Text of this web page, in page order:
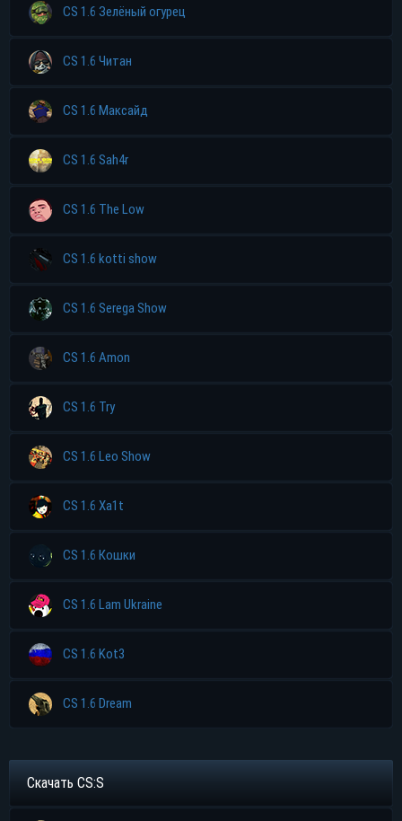
CS 1.6 Зелёный огурец
CS 1.6 Читан
CS 1.6 Максайд
CS 1.6 Sah4r
CS 1.6 The Low
CS 1.6 kotti show
CS 1.6 Serega Show
CS 1.6 Amon
CS 1.6 Try
CS 1.6 Leo Show
CS 1.6 Xa1t
CS 1.6 Кошки
CS 1.6 Lam Ukraine
CS 1.6 Kot3
CS 1.6 Dream
Скачать CS:S